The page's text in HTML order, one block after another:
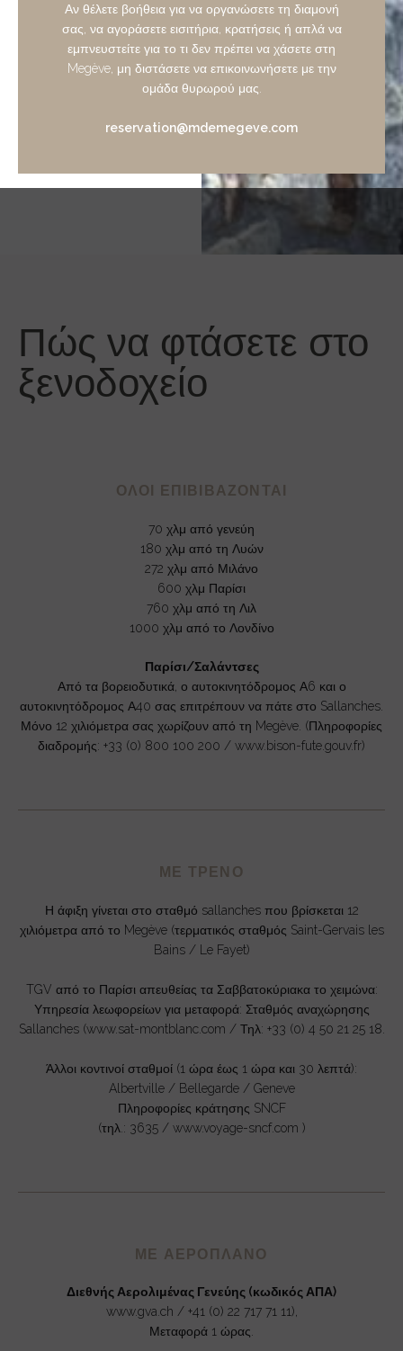
Αν θέλετε βοήθεια για να οργανώσετε τη διαμονή
σας, να αγοράσετε εισιτήρια, κρατήσεις ή απλά να
εμπνευστείτε για το τι δεν πρέπει να χάσετε στη
Megève, μη διστάσετε να επικοινωνήσετε με την
ομάδα θυρωρού μας.
reservation@mdemegeve.com
Πώς να φτάσετε στο
ξενοδοχείο
ΟΛΟΙ ΕΠΙΒΙΒΑΖΟΝΤΑΙ
70 χλμ από γενεύη
180 χλμ από τη Λυών
272 χλμ από Μιλάνο
600 χλμ Παρίσι
760 χλμ από τη Λιλ
1000 χλμ από το Λονδίνο
Παρίσι/Σαλάντσες
Από τα βορειοδυτικά, ο αυτοκινητόδρομος Α6 και ο
αυτοκινητόδρομος Α40 σας επιτρέπουν να πάτε στο Sallanches.
Μόνο 12 χιλιόμετρα σας χωρίζουν από τη Megève. (Πληροφορίες
διαδρομής: +33 (0) 800 100 200 / www.bison-fute.gouv.fr)
ΜΕ ΤΡΕΝΟ
Η άφιξη γίνεται στο σταθμό sallanches που βρίσκεται 12
χιλιόμετρα από το Megève (τερματικός σταθμός Saint-Gervais les
Bains / Le Fayet)
TGV από το Παρίσι απευθείας τα Σαββατοκύριακα το χειμώνα:
Υπηρεσία λεωφορείων για μεταφορά: Σταθμός αναχώρησης
Sallanches (www.sat-montblanc.com / Τηλ: +33 (0) 4 50 21 25 18.
Άλλοι κοντινοί σταθμοί (1 ώρα έως 1 ώρα και 30 λεπτά):
Albertville / Bellegarde / Geneve
Πληροφορίες κράτησης SNCF
(τηλ.: 3635 / www.voyage-sncf.com )
ΜΕ ΑΕΡΟΠΛΑΝΟ
Διεθνής Αερολιμένας Γενεύης (κωδικός ΑΠΑ)
www.gva.ch / +41 (0) 22 717 71 11),
Μεταφορά 1 ώρας.